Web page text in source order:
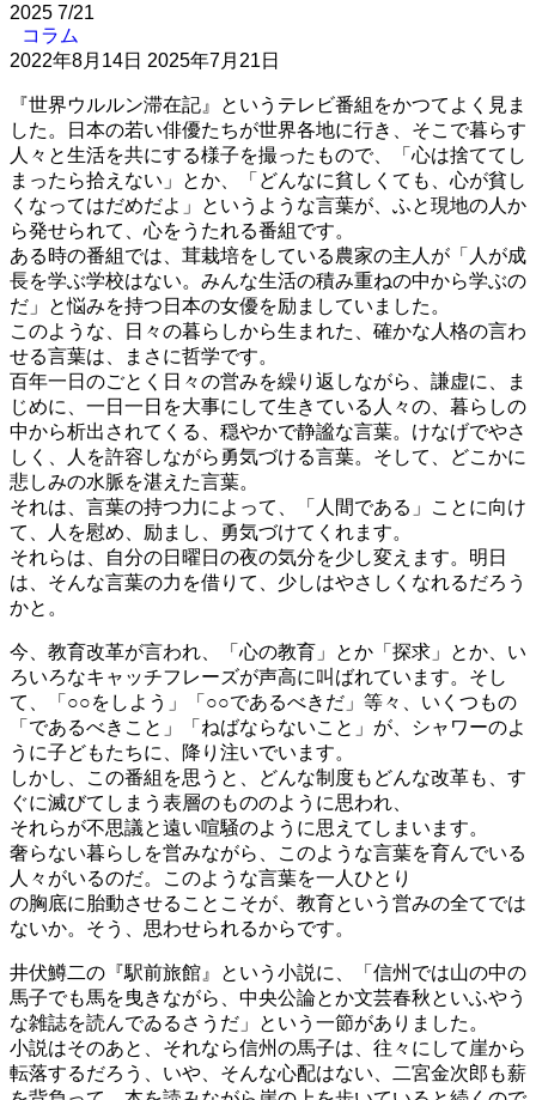
2025 7/21
コラム
2022年8月14日 2025年7月21日
『世界ウルルン滞在記』というテレビ番組をかつてよく見ま
した。日本の若い俳優たちが世界各地に行き、そこで暮らす
人々と生活を共にする様子を撮ったもので、「心は捨ててし
まったら拾えない」とか、「どんなに貧しくても、心が貧し
くなってはだめだよ」というような言葉が、ふと現地の人か
ら発せられて、心をうたれる番組です。
ある時の番組では、茸栽培をしている農家の主人が「人が成
長を学ぶ学校はない。みんな生活の積み重ねの中から学ぶの
だ」と悩みを持つ日本の女優を励ましていました。
このような、日々の暮らしから生まれた、確かな人格の言わ
せる言葉は、まさに哲学です。
百年一日のごとく日々の営みを繰り返しながら、謙虚に、ま
じめに、一日一日を大事にして生きている人々の、暮らしの
中から析出されてくる、穏やかで静謐な言葉。けなげでやさ
しく、人を許容しながら勇気づける言葉。そして、どこかに
悲しみの水脈を湛えた言葉。
それは、言葉の持つ力によって、「人間である」ことに向け
て、人を慰め、励まし、勇気づけてくれます。
それらは、自分の日曜日の夜の気分を少し変えます。明日
は、そんな言葉の力を借りて、少しはやさしくなれるだろう
かと。
今、教育改革が言われ、「心の教育」とか「探求」とか、い
ろいろなキャッチフレーズが声高に叫ばれています。そし
て、「○○をしよう」「○○であるべきだ」等々、いくつもの
「であるべきこと」「ねばならないこと」が、シャワーのよ
うに子どもたちに、降り注いでいます。
しかし、この番組を思うと、どんな制度もどんな改革も、す
ぐに滅びてしまう表層のもののように思われ、
それらが不思議と遠い喧騒のように思えてしまいます。
奢らない暮らしを営みながら、このような言葉を育んでいる
人々がいるのだ。このような言葉を一人ひとり
の胸底に胎動させることこそが、教育という営みの全てでは
ないか。そう、思わせられるからです。
井伏鱒二の『駅前旅館』という小説に、「信州では山の中の
馬子でも馬を曳きながら、中央公論とか文芸春秋といふやう
な雑誌を読んでゐるさうだ」という一節がありました。
小説はそのあと、それなら信州の馬子は、往々にして崖から
転落するだろう、いや、そんな心配はない、二宮金次郎も薪